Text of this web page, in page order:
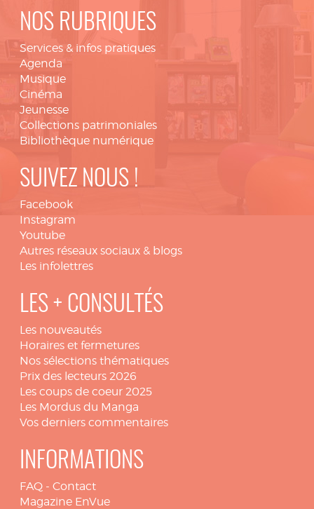
NOS RUBRIQUES
Services & infos pratiques
Agenda
Musique
Cinéma
Jeunesse
Collections patrimoniales
Bibliothèque numérique
SUIVEZ NOUS !
Facebook
Instagram
Youtube
Autres réseaux sociaux & blogs
Les infolettres
LES + CONSULTÉS
Les nouveautés
Horaires et fermetures
Nos sélections thématiques
Prix des lecteurs 2026
Les coups de coeur 2025
Les Mordus du Manga
Vos derniers commentaires
INFORMATIONS
FAQ - Contact
Magazine EnVue